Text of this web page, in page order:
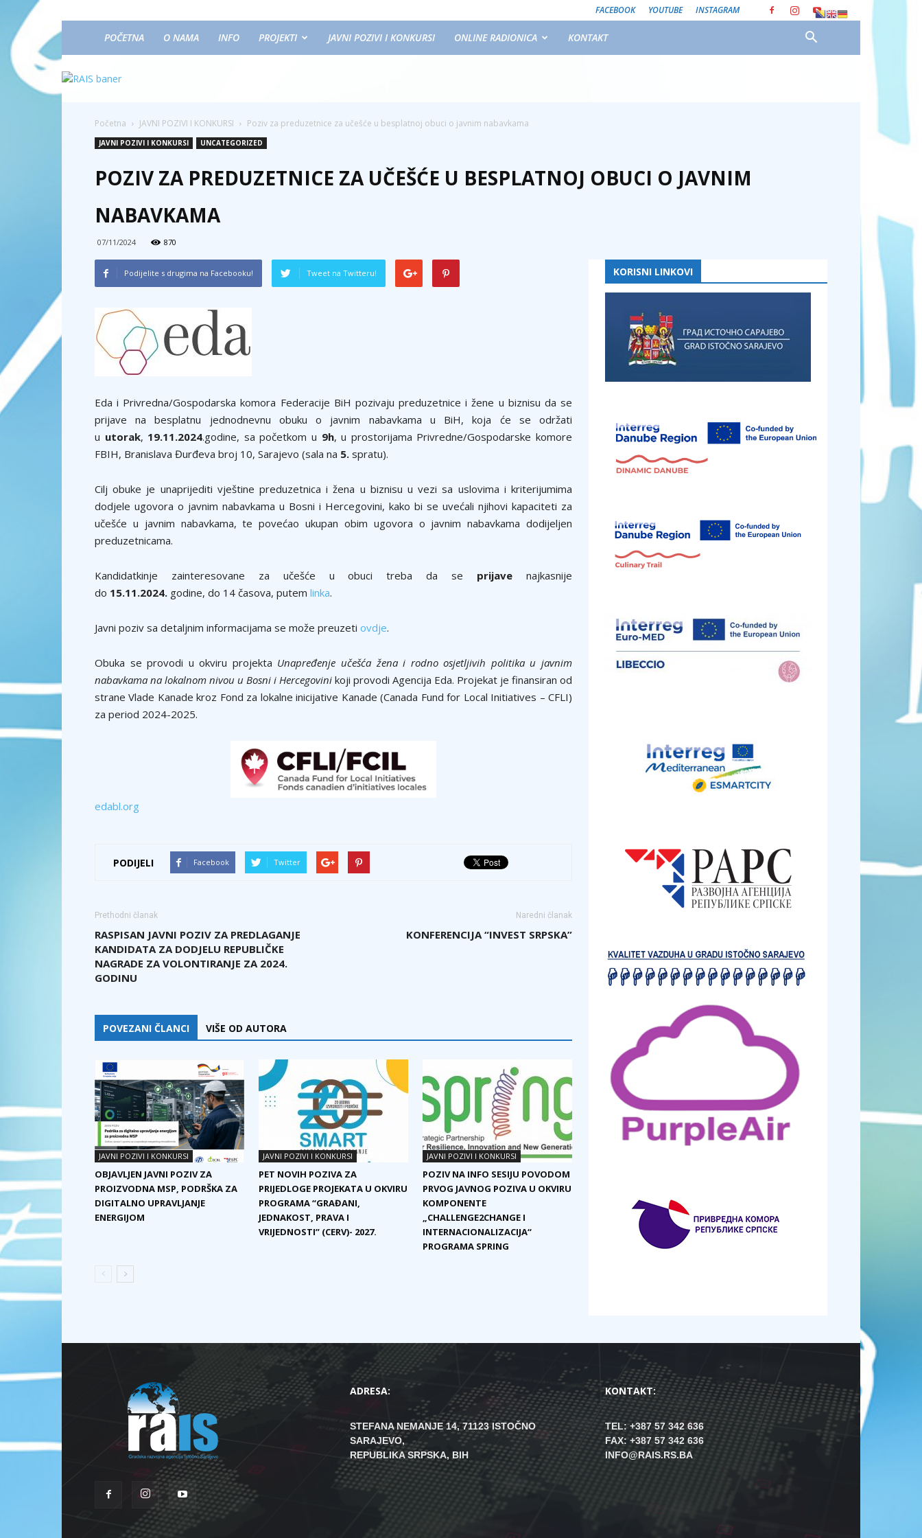
FACEBOOK YOUTUBE INSTAGRAM
POČETNA O NAMA INFO PROJEKTI JAVNI POZIVI I KONKURSI ONLINE RADIONICA KONTAKT
Početna JAVNI POZIVI I KONKURSI Poziv za preduzetnice za učešće u besplatnoj obuci o javnim nabavkama
JAVNI POZIVI I KONKURSI UNCATEGORIZED
POZIV ZA PREDUZETNICE ZA UČEŠĆE U BESPLATNOJ OBUCI O JAVNIM
NABAVKAMA
07/11/2024 870
Podijelite s drugima na Facebooku! Tweet na Twitteru!
Eda i Privredna/Gospodarska komora Federacije BiH pozivaju preduzetnice i žene u biznisu da se
prijave na besplatnu jednodnevnu obuku o javnim nabavkama u BiH, koja će se održati
u utorak, 19.11.2024.godine, sa početkom u 9h, u prostorijama Privredne/Gospodarske komore
FBIH, Branislava Đurđeva broj 10, Sarajevo (sala na 5. spratu).
Cilj obuke je unaprijediti vještine preduzetnica i žena u biznisu u vezi sa uslovima i kriterijumima
dodjele ugovora o javnim nabavkama u Bosni i Hercegovini, kako bi se uvećali njihovi kapaciteti za
učešće u javnim nabavkama, te povećao ukupan obim ugovora o javnim nabavkama dodijeljen
preduzetnicama.
Kandidatkinje zainteresovane za učešće u obuci treba da se prijave najkasnije
do 15.11.2024. godine, do 14 časova, putem linka.
Javni poziv sa detaljnim informacijama se može preuzeti ovdje.
Obuka se provodi u okviru projekta Unapređenje učešća žena i rodno osjetljivih politika u javnim
nabavkama na lokalnom nivou u Bosni i Hercegovini koji provodi Agencija Eda. Projekat je finansiran od
strane Vlade Kanade kroz Fond za lokalne inicijative Kanade (Canada Fund for Local Initiatives – CFLI)
za period 2024-2025.
edabl.org
PODIJELI Facebook Twitter
Prethodni članak
RASPISAN JAVNI POZIV ZA PREDLAGANJE
KANDIDATA ZA DODJELU REPUBLIČKE
NAGRADE ZA VOLONTIRANJE ZA 2024.
GODINU
Naredni članak
KONFERENCIJA “INVEST SRPSKA”
POVEZANI ČLANCI VIŠE OD AUTORA
JAVNI POZIVI I KONKURSI
OBJAVLJEN JAVNI POZIV ZA
PROIZVODNA MSP, PODRŠKA ZA
DIGITALNO UPRAVLJANJE
ENERGIJOM
JAVNI POZIVI I KONKURSI
PET NOVIH POZIVA ZA
PRIJEDLOGE PROJEKATA U OKVIRU
PROGRAMA “GRAĐANI,
JEDNAKOST, PRAVA I
VRIJEDNOSTI” (CERV)- 2027.
JAVNI POZIVI I KONKURSI
POZIV NA INFO SESIJU POVODOM
PRVOG JAVNOG POZIVA U OKVIRU
KOMPONENTE
„CHALLENGE2CHANGE I
INTERNACIONALIZACIJA“
PROGRAMA SPRING
KORISNI LINKOVI
ADRESA:
STEFANA NEMANJE 14, 71123 ISTOČNO
SARAJEVO,
REPUBLIKA SRPSKA, BIH
KONTAKT:
TEL: +387 57 342 636
FAX: +387 57 342 636
INFO@RAIS.RS.BA